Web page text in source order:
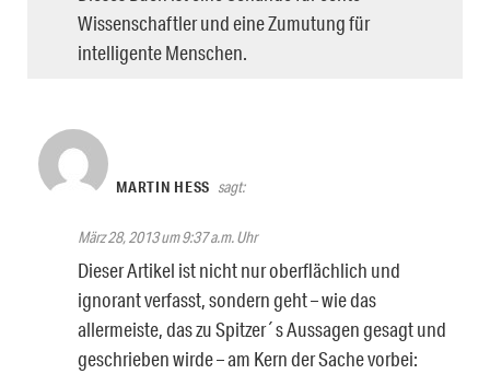
Wissenschaftler und eine Zumutung für
intelligente Menschen.
MARTIN HESS sagt:
März 28, 2013 um 9:37 a.m. Uhr
Dieser Artikel ist nicht nur oberflächlich und
ignorant verfasst, sondern geht – wie das
allermeiste, das zu Spitzer´s Aussagen gesagt und
geschrieben wirde – am Kern der Sache vorbei: